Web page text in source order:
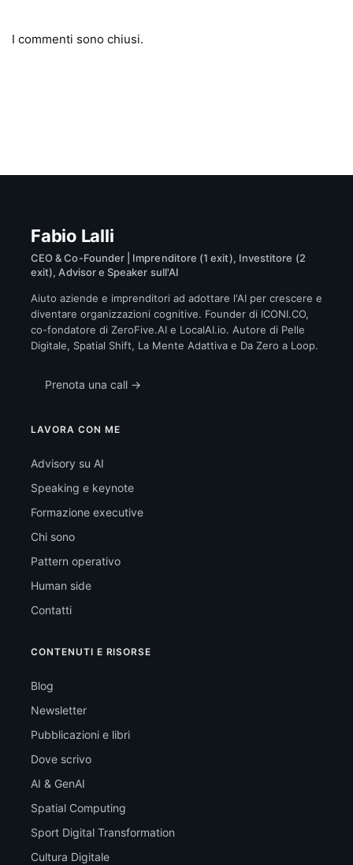
I commenti sono chiusi.
Fabio Lalli
CEO & Co-Founder | Imprenditore (1 exit), Investitore (2
exit), Advisor e Speaker sull'AI
Aiuto aziende e imprenditori ad adottare l'AI per crescere e
diventare organizzazioni cognitive. Founder di ICONI.CO,
co-fondatore di ZeroFive.AI e LocalAI.io. Autore di Pelle
Digitale, Spatial Shift, La Mente Adattiva e Da Zero a Loop.
Prenota una call →
LAVORA CON ME
Advisory su AI
Speaking e keynote
Formazione executive
Chi sono
Pattern operativo
Human side
Contatti
CONTENUTI E RISORSE
Blog
Newsletter
Pubblicazioni e libri
Dove scrivo
AI & GenAI
Spatial Computing
Sport Digital Transformation
Cultura Digitale